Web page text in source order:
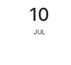
10
JUL